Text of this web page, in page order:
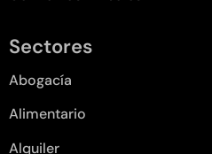
Sectores
Abogacía
Alimentario
Alquiler